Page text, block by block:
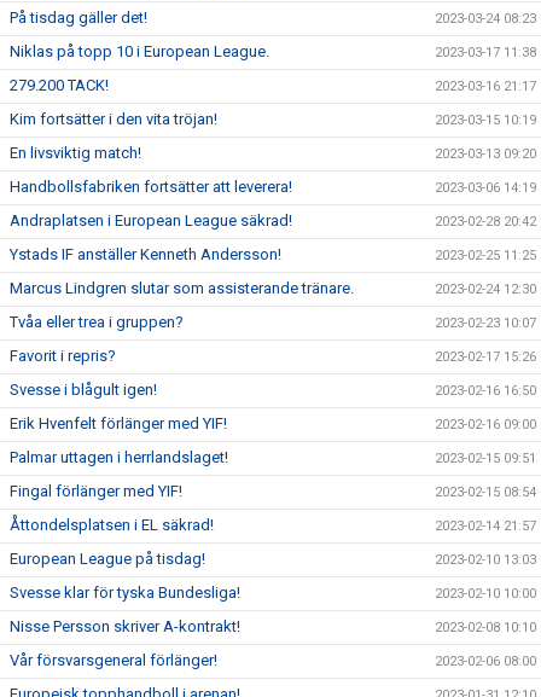
På tisdag gäller det! 2023-03-24 08:23
Niklas på topp 10 i European League. 2023-03-17 11:38
279.200 TACK! 2023-03-16 21:17
Kim fortsätter i den vita tröjan! 2023-03-15 10:19
En livsviktig match! 2023-03-13 09:20
Handbollsfabriken fortsätter att leverera! 2023-03-06 14:19
Andraplatsen i European League säkrad! 2023-02-28 20:42
Ystads IF anställer Kenneth Andersson! 2023-02-25 11:25
Marcus Lindgren slutar som assisterande tränare. 2023-02-24 12:30
Tvåa eller trea i gruppen? 2023-02-23 10:07
Favorit i repris? 2023-02-17 15:26
Svesse i blågult igen! 2023-02-16 16:50
Erik Hvenfelt förlänger med YIF! 2023-02-16 09:00
Palmar uttagen i herrlandslaget! 2023-02-15 09:51
Fingal förlänger med YIF! 2023-02-15 08:54
Åttondelsplatsen i EL säkrad! 2023-02-14 21:57
European League på tisdag! 2023-02-10 13:03
Svesse klar för tyska Bundesliga! 2023-02-10 10:00
Nisse Persson skriver A-kontrakt! 2023-02-08 10:10
Vår försvarsgeneral förlänger! 2023-02-06 08:00